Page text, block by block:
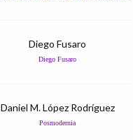
Diego Fusaro
Diego Fusaro
Daniel M. López Rodríguez
Posmodernia